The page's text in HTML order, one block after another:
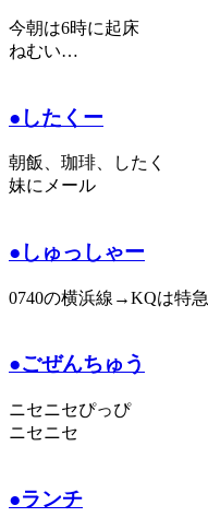
今朝は6時に起床
ねむい…
●したくー
朝飯、珈琲、したく
妹にメール
●しゅっしゃー
0740の横浜線→KQは特急
●ごぜんちゅう
ニセニセぴっぴ
ニセニセ
●ランチ